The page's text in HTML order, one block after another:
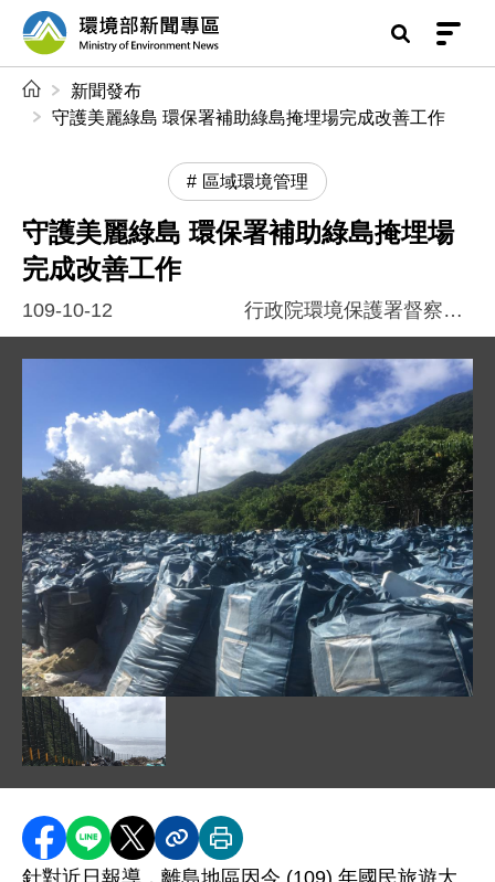
前往中央內容區塊
環境部新聞專區
新聞發布
守護美麗綠島 環保署補助綠島掩埋場完成改善工作
區域環境管理
守護美麗綠島 環保署補助綠島掩埋場
完成改善工作
109-10-12 行政院環境保護署督察總隊
圖片說明：1091012 照片_離島地區掩埋場整理打包
分享至 Facebook
分享到 LINE
分享到 X分享內容連結
列印本頁
針對近日報導，離島地區因今 (109) 年國民旅遊大